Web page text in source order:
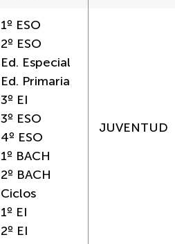
1º ESO
2º ESO
Ed. Especial
Ed. Primaria
3º EI
3º ESO
4º ESO
1º BACH
2º BACH
Ciclos
1º EI
2º EI
JUVENTUD